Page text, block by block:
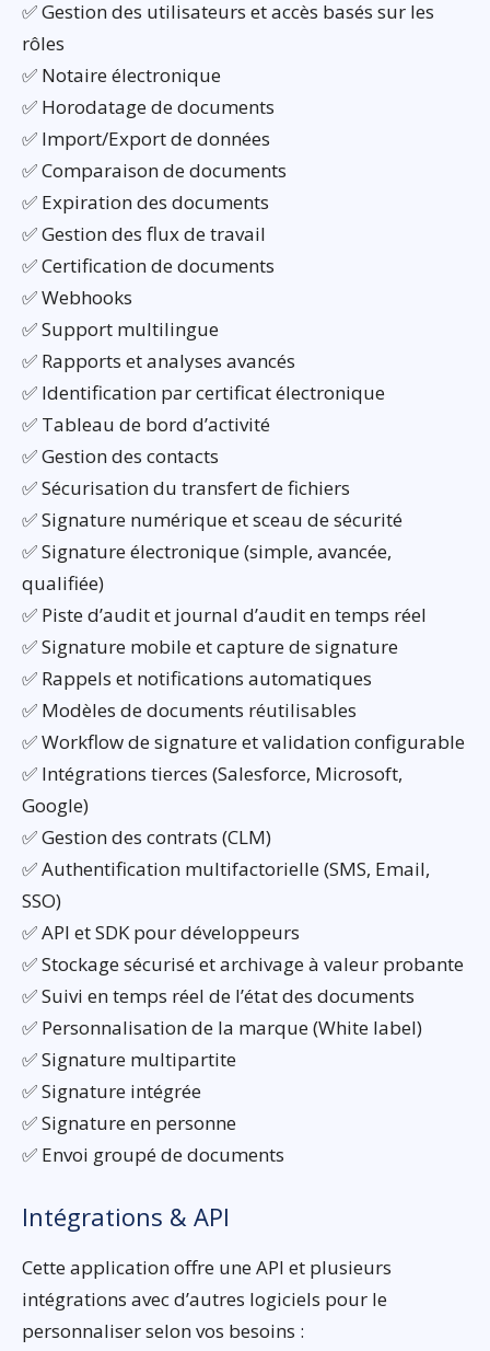
✅ Gestion des utilisateurs et accès basés sur les
rôles
✅ Notaire électronique
✅ Horodatage de documents
✅ Import/Export de données
✅ Comparaison de documents
✅ Expiration des documents
✅ Gestion des flux de travail
✅ Certification de documents
✅ Webhooks
✅ Support multilingue
✅ Rapports et analyses avancés
✅ Identification par certificat électronique
✅ Tableau de bord d’activité
✅ Gestion des contacts
✅ Sécurisation du transfert de fichiers
✅ Signature numérique et sceau de sécurité
✅ Signature électronique (simple, avancée,
qualifiée)
✅ Piste d’audit et journal d’audit en temps réel
✅ Signature mobile et capture de signature
✅ Rappels et notifications automatiques
✅ Modèles de documents réutilisables
✅ Workflow de signature et validation configurable
✅ Intégrations tierces (Salesforce, Microsoft,
Google)
✅ Gestion des contrats (CLM)
✅ Authentification multifactorielle (SMS, Email,
SSO)
✅ API et SDK pour développeurs
✅ Stockage sécurisé et archivage à valeur probante
✅ Suivi en temps réel de l’état des documents
✅ Personnalisation de la marque (White label)
✅ Signature multipartite
✅ Signature intégrée
✅ Signature en personne
✅ Envoi groupé de documents
Intégrations & API
Cette application offre une API et plusieurs
intégrations avec d’autres logiciels pour le
personnaliser selon vos besoins :